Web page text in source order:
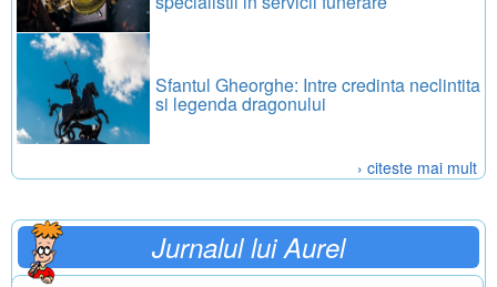
Sfantul Gheorghe: Intre credinta neclintita
si legenda dragonului
› citeste mai mult
Jurnalul lui Aurel